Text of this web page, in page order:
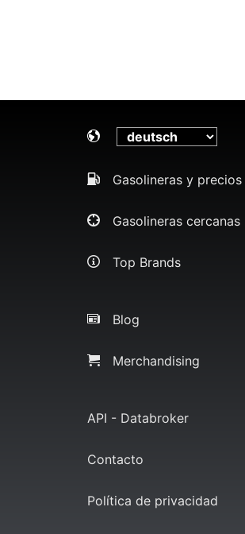
Gasolineras y precios
Gasolineras cercanas
Top Brands
Blog
Merchandising
API - Databroker
Contacto
Política de privacidad